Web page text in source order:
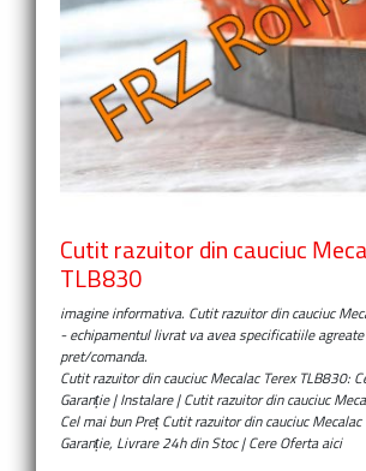
Cutit razuitor din cauciuc
TLB830
imagine informativa. Cutit razuitor din cauciuc
- echipamentul livrat va avea specificatiile
pret/comanda.
Cutit razuitor din cauciuc Mecalac Terex TLB830:
Garanție | Instalare | Cutit razuitor din cauciuc
Cel mai bun Preț Cutit razuitor din cauciuc Mecalac
Garanție, Livrare 24h din Stoc | Cere Oferta aici